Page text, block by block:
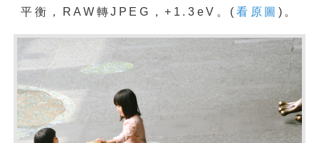
平衡，RAW轉JPEG，+1.3eV。( 看原圖 )。